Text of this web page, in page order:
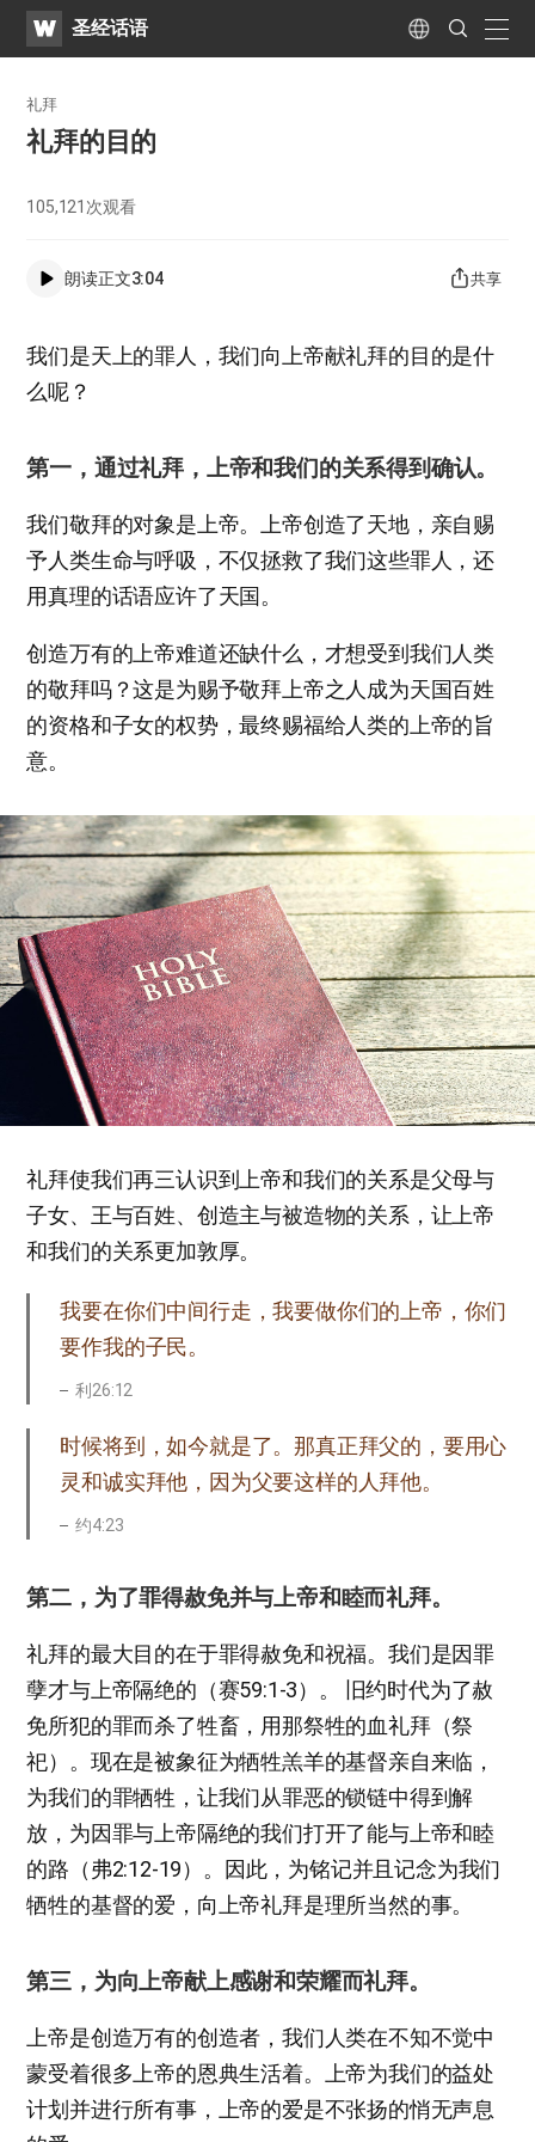
WATV圣经话语 Language
Search
Submit
礼拜
礼拜的目的
105,121 次观看
朗读正文3:04 共享
我们是天上的罪人，我们向上帝献礼拜的目的是什
么呢？
第一，通过礼拜，上帝和我们的关系得到确认。
我们敬拜的对象是上帝。上帝创造了天地，亲自赐
予人类生命与呼吸，不仅拯救了我们这些罪人，还
用真理的话语应许了天国。
创造万有的上帝难道还缺什么，才想受到我们人类
的敬拜吗？这是为赐予敬拜上帝之人成为天国百姓
的资格和子女的权势，最终赐福给人类的上帝的旨
意。
礼拜使我们再三认识到上帝和我们的关系是父母与
子女、王与百姓、创造主与被造物的关系，让上帝
和我们的关系更加敦厚。
我要在你们中间行走，我要做你们的上帝，你们
要作我的子民。
利26:12
时候将到，如今就是了。那真正拜父的，要用心
灵和诚实拜他，因为父要这样的人拜他。
约4:23
第二，为了罪得赦免并与上帝和睦而礼拜。
礼拜的最大目的在于罪得赦免和祝福。我们是因罪
孽才与上帝隔绝的（赛59:1-3）。 旧约时代为了赦
免所犯的罪而杀了牲畜，用那祭牲的血礼拜（祭
祀）。现在是被象征为牺牲羔羊的基督亲自来临，
为我们的罪牺牲，让我们从罪恶的锁链中得到解
放，为因罪与上帝隔绝的我们打开了能与上帝和睦
的路（弗2:12-19）。因此，为铭记并且记念为我们
牺牲的基督的爱，向上帝礼拜是理所当然的事。
第三，为向上帝献上感谢和荣耀而礼拜。
上帝是创造万有的创造者，我们人类在不知不觉中
蒙受着很多上帝的恩典生活着。上帝为我们的益处
计划并进行所有事，上帝的爱是不张扬的悄无声息